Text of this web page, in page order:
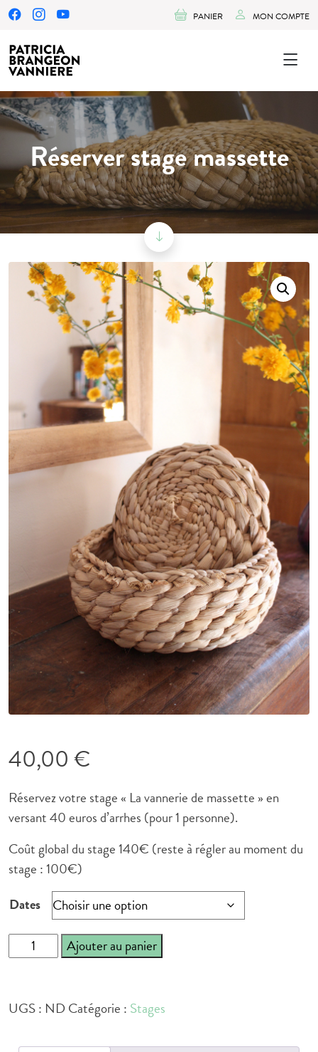
PANIER MON COMPTE
Réserver stage massette
40,00€
Réservez votre stage « La vannerie de massette » en
versant 40 euros d’arrhes (pour 1 personne).
Coût global du stage 140€ (reste à régler au moment du
stage : 100€)
Dates
quantité
de
stage
Ajouter au panier
UGS : NDCatégorie : Stages